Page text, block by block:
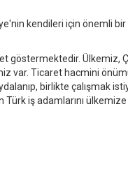
kendileri için önemli
Ülkemiz,
var. Ticaret hacmini
birlikte çalışmak
Türk iş adamlarını